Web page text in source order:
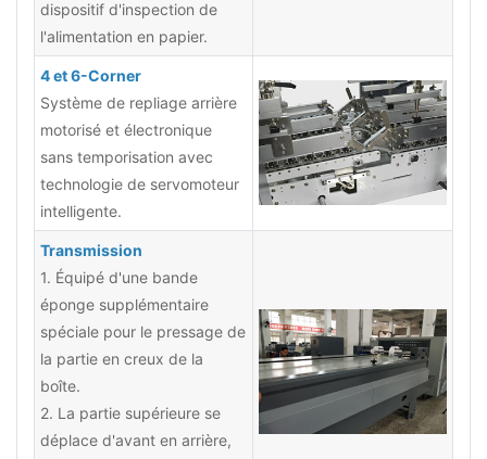
dispositif d'inspection de
l'alimentation en papier.
4 et 6-Corner
Système de repliage arrière
motorisé et électronique
sans temporisation avec
technologie de servomoteur
intelligente.
Transmission
1. Équipé d'une bande
éponge supplémentaire
spéciale pour le pressage de
la partie en creux de la
boîte.
2. La partie supérieure se
déplace d'avant en arrière,